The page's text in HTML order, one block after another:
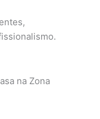
na Zona